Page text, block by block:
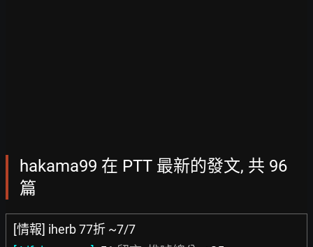
hakama99 在 PTT 最新的發文, 共 96
篇
[情報] iherb 77折 ~7/7